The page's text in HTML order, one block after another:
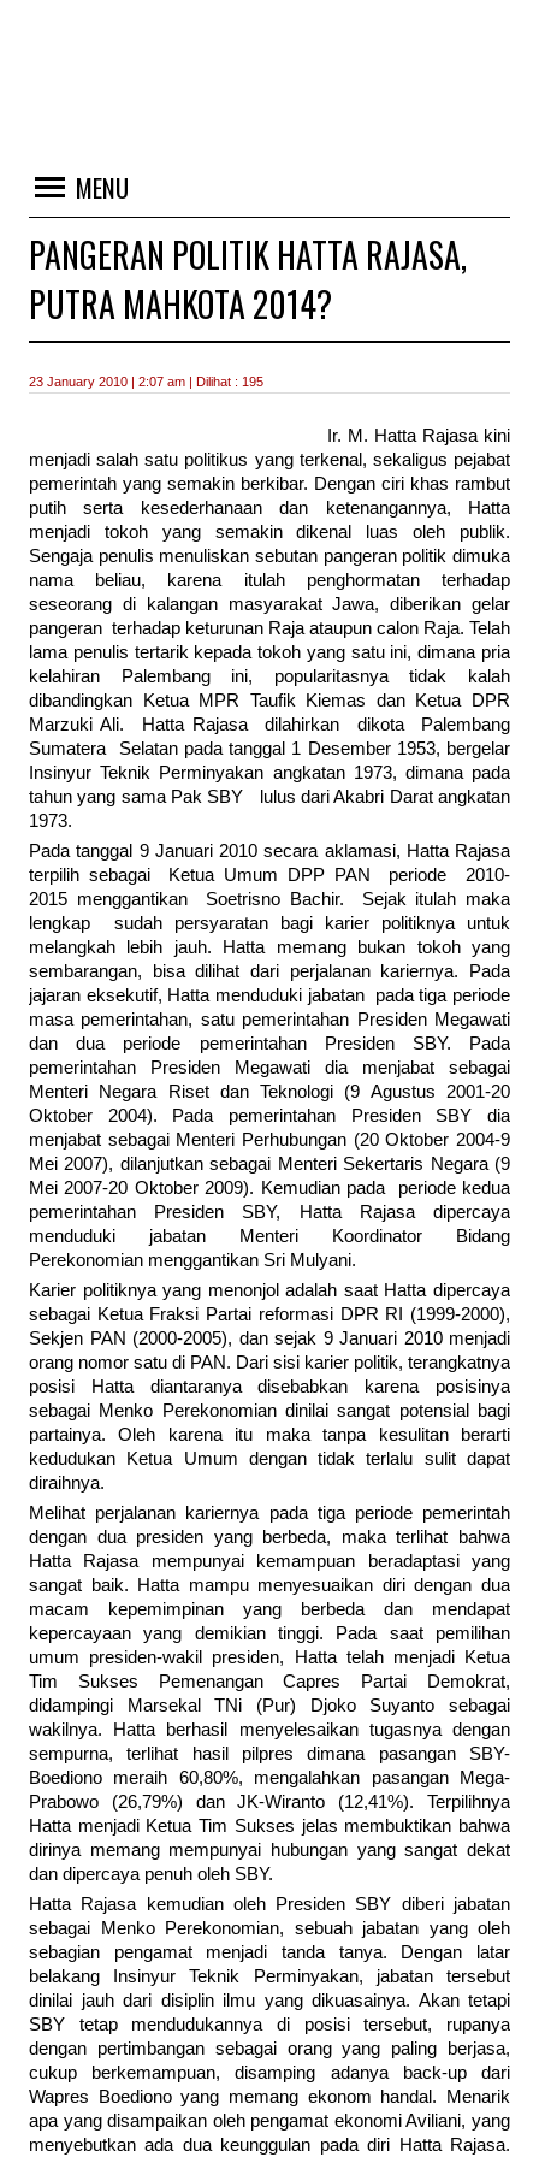
MENU
PANGERAN POLITIK HATTA RAJASA,
PUTRA MAHKOTA 2014?
23 January 2010 | 2:07 am | Dilihat : 195
Ir. M. Hatta Rajasa kini
menjadi salah satu politikus yang terkenal, sekaligus pejabat
pemerintah yang semakin berkibar. Dengan ciri khas rambut
putih serta kesederhanaan dan ketenangannya, Hatta
menjadi tokoh yang semakin dikenal luas oleh publik.
Sengaja penulis menuliskan sebutan pangeran politik dimuka
nama beliau, karena itulah penghormatan terhadap
seseorang di kalangan masyarakat Jawa, diberikan gelar
pangeran terhadap keturunan Raja ataupun calon Raja. Telah
lama penulis tertarik kepada tokoh yang satu ini, dimana pria
kelahiran Palembang ini, popularitasnya tidak kalah
dibandingkan Ketua MPR Taufik Kiemas dan Ketua DPR
Marzuki Ali. Hatta Rajasa dilahirkan dikota Palembang
Sumatera Selatan pada tanggal 1 Desember 1953, bergelar
Insinyur Teknik Perminyakan angkatan 1973, dimana pada
tahun yang sama Pak SBY lulus dari Akabri Darat angkatan
1973.
Pada tanggal 9 Januari 2010 secara aklamasi, Hatta Rajasa
terpilih sebagai Ketua Umum DPP PAN periode 2010-
2015 menggantikan Soetrisno Bachir. Sejak itulah maka
lengkap sudah persyaratan bagi karier politiknya untuk
melangkah lebih jauh. Hatta memang bukan tokoh yang
sembarangan, bisa dilihat dari perjalanan kariernya. Pada
jajaran eksekutif, Hatta menduduki jabatan pada tiga periode
masa pemerintahan, satu pemerintahan Presiden Megawati
dan dua periode pemerintahan Presiden SBY. Pada
pemerintahan Presiden Megawati dia menjabat sebagai
Menteri Negara Riset dan Teknologi (9 Agustus 2001-20
Oktober 2004). Pada pemerintahan Presiden SBY dia
menjabat sebagai Menteri Perhubungan (20 Oktober 2004-9
Mei 2007), dilanjutkan sebagai Menteri Sekertaris Negara (9
Mei 2007-20 Oktober 2009). Kemudian pada periode kedua
pemerintahan Presiden SBY, Hatta Rajasa dipercaya
menduduki jabatan Menteri Koordinator Bidang
Perekonomian menggantikan Sri Mulyani.
Karier politiknya yang menonjol adalah saat Hatta dipercaya
sebagai Ketua Fraksi Partai reformasi DPR RI (1999-2000),
Sekjen PAN (2000-2005), dan sejak 9 Januari 2010 menjadi
orang nomor satu di PAN. Dari sisi karier politik, terangkatnya
posisi Hatta diantaranya disebabkan karena posisinya
sebagai Menko Perekonomian dinilai sangat potensial bagi
partainya. Oleh karena itu maka tanpa kesulitan berarti
kedudukan Ketua Umum dengan tidak terlalu sulit dapat
diraihnya.
Melihat perjalanan kariernya pada tiga periode pemerintah
dengan dua presiden yang berbeda, maka terlihat bahwa
Hatta Rajasa mempunyai kemampuan beradaptasi yang
sangat baik. Hatta mampu menyesuaikan diri dengan dua
macam kepemimpinan yang berbeda dan mendapat
kepercayaan yang demikian tinggi. Pada saat pemilihan
umum presiden-wakil presiden, Hatta telah menjadi Ketua
Tim Sukses Pemenangan Capres Partai Demokrat,
didampingi Marsekal TNi (Pur) Djoko Suyanto sebagai
wakilnya. Hatta berhasil menyelesaikan tugasnya dengan
sempurna, terlihat hasil pilpres dimana pasangan SBY-
Boediono meraih 60,80%, mengalahkan pasangan Mega-
Prabowo (26,79%) dan JK-Wiranto (12,41%). Terpilihnya
Hatta menjadi Ketua Tim Sukses jelas membuktikan bahwa
dirinya memang mempunyai hubungan yang sangat dekat
dan dipercaya penuh oleh SBY.
Hatta Rajasa kemudian oleh Presiden SBY diberi jabatan
sebagai Menko Perekonomian, sebuah jabatan yang oleh
sebagian pengamat menjadi tanda tanya. Dengan latar
belakang Insinyur Teknik Perminyakan, jabatan tersebut
dinilai jauh dari disiplin ilmu yang dikuasainya. Akan tetapi
SBY tetap mendudukannya di posisi tersebut, rupanya
dengan pertimbangan sebagai orang yang paling berjasa,
cukup berkemampuan, disamping adanya back-up dari
Wapres Boediono yang memang ekonom handal. Menarik
apa yang disampaikan oleh pengamat ekonomi Aviliani, yang
menyebutkan ada dua keunggulan pada diri Hatta Rajasa.